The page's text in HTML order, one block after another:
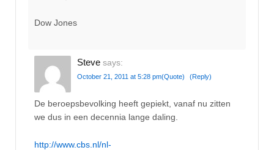
Dow Jones
Steve says:
October 21, 2011 at 5:28 pm(Quote) (Reply)
De beroepsbevolking heeft gepiekt, vanaf nu zitten
we dus in een decennia lange daling.
http://www.cbs.nl/nl-